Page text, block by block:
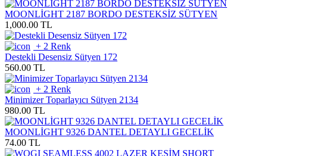
MOONLİGHT 2187 BORDO DESTEKSİZ SÜTYEN
1,000.00 TL
+ 2 Renk
Destekli Desensiz Sütyen 172
560.00 TL
+ 2 Renk
Minimizer Toparlayıcı Sütyen 2134
980.00 TL
MOONLİGHT 9326 DANTEL DETAYLI GECELİK
74.00 TL